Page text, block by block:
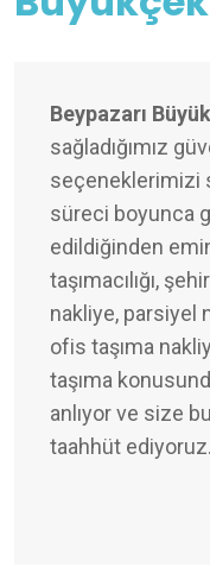
Beypazarı
sağladığımız
seçeneklerimizi
süreci boyunca
edildiğinden
taşımacılığı,
nakliye, parsiyel
ofis taşıma
taşıma
anlıyor ve size
taahhüt ediyoruz.